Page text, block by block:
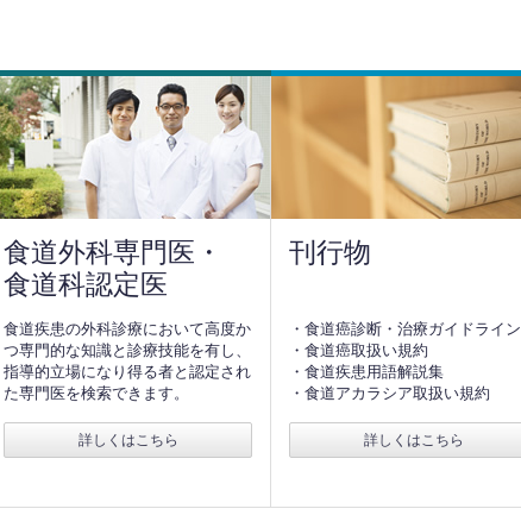
食道外科専門医・
食道科認定医
食道疾患の外科診療において高度か
つ専門的な知識と診療技能を有し、
指導的立場になり得る者と認定され
た専門医を検索できます。
詳しくはこちら
刊行物
・食道癌診断・治療ガイドライン
・食道癌取扱い規約
・食道疾患用語解説集
・食道アカラシア取扱い規約
詳しくはこちら